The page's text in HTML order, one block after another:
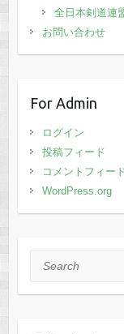
全日本剣道連
お問い合わせ
For Admin
ログイン
投稿フィード
コメントフィー
WordPress.org
Search